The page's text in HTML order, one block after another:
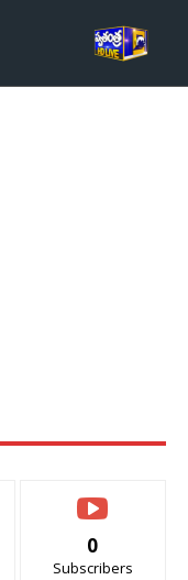
0
Subscribers